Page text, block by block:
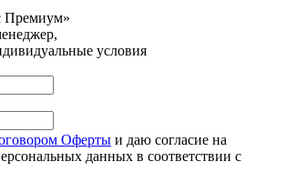
Премиум»
условия
Оферты и даю согласие на
данных в соответствии с